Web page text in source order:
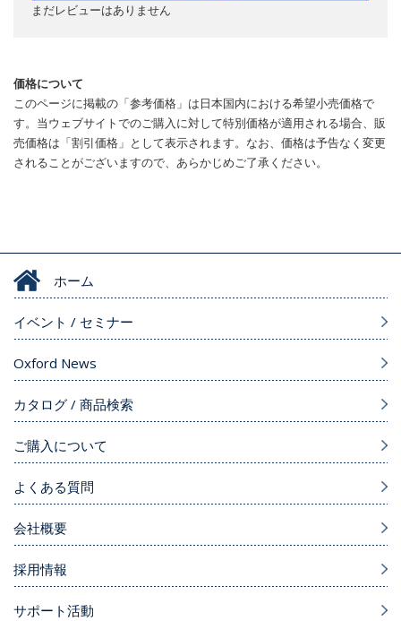
まだレビューはありません
価格について
このページに掲載の「参考価格」は日本国内における希望小売価格で
す。当ウェブサイトでのご購入に対して特別価格が適用される場合、販
売価格は「割引価格」として表示されます。なお、価格は予告なく変更
されることがございますので、あらかじめご了承ください。
ホーム
イベント / セミナー
Oxford News
カタログ / 商品検索
ご購入について
よくある質問
会社概要
採用情報
サポート活動